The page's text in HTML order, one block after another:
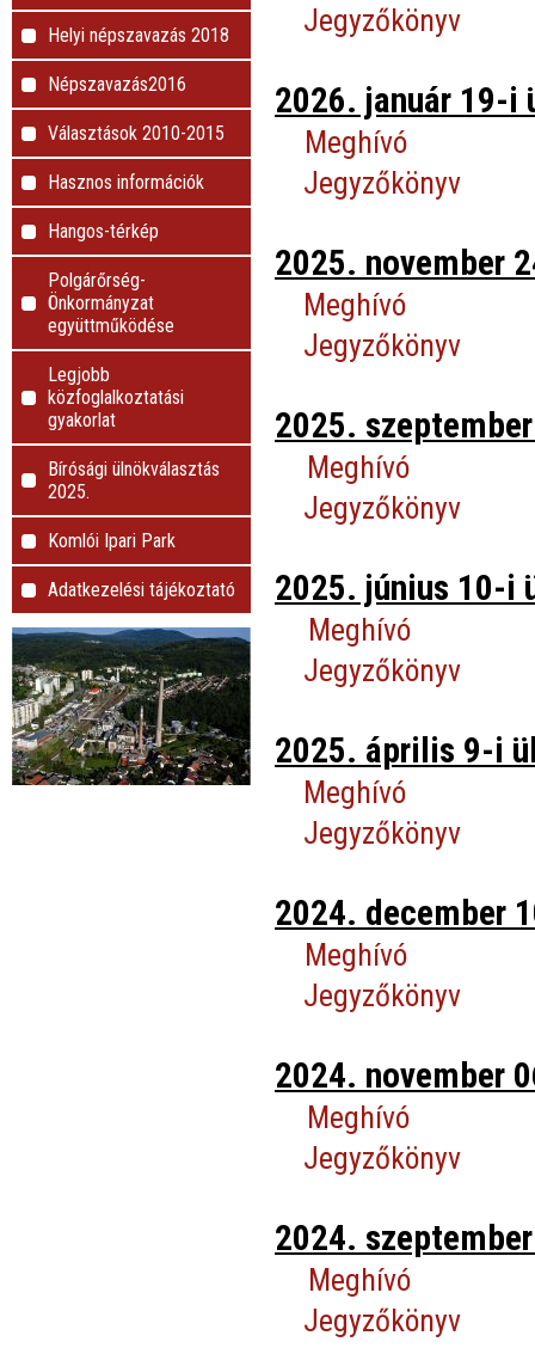
Helyi népszavazás 2018
Népszavazás2016
Választások 2010-2015
Hasznos információk
Hangos-térkép
Polgárőrség-
Önkormányzat
együttműködése
Legjobb
közfoglalkoztatási
gyakorlat
Bírósági ülnökválasztás
2025.
Komlói Ipari Park
Adatkezelési tájékoztató
Jegyzőkönyv
2026. január 19-i
Meghívó
Jegyzőkönyv
2025. november
Meghívó
Jegyzőkönyv
2025.
Meghívó
Jegyzőkönyv
2025. június 10-i
Meghívó
Jegyzőkönyv
2025. április 9-i
Meghívó
Jegyzőkönyv
2024. december
Meghívó
Jegyzőkönyv
2024. november
Meghívó
Jegyzőkönyv
2024.
Meghívó
Jegyzőkönyv